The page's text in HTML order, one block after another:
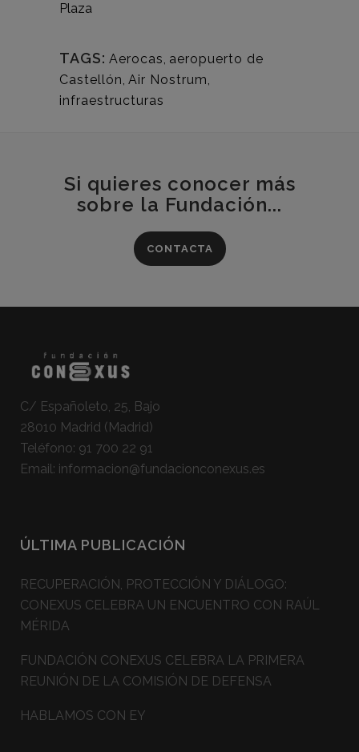
Plaza
TAGS: Aerocas aeropuerto de
Castellón Air Nostrum
infraestructuras
Si quieres conocer más
sobre la Fundación...
CONTACTA
C/ Españoleto, 25, Bajo
28010 Madrid (Madrid)
Teléfono: 91 700 22 91
Email: informacion@fundacionconexus.es
ÚLTIMA PUBLICACIÓN
RECUPERACIÓN, PROTECCIÓN Y DIÁLOGO:
CONEXUS CELEBRA UN ENCUENTRO CON RAÚL
MÉRIDA
FUNDACIÓN CONEXUS CELEBRA LA PRIMERA
REUNIÓN DE LA COMISIÓN DE DEFENSA
HABLAMOS CON EY